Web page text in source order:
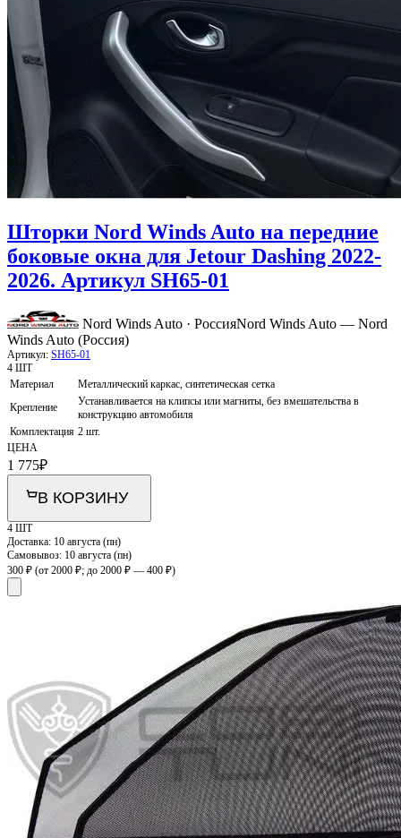
Шторки Nord Winds Auto на передние
боковые окна для Jetour Dashing 2022-
2026. Артикул SH65-01
Nord Winds Auto · РоссияNord Winds Auto — Nord
Winds Auto (Россия)
Артикул: SH65-01
4 ШТ
Материал
Металлический каркас, синтетическая сетка
Крепление
Устанавливается на клипсы или магниты, без вмешательства в
конструкцию автомобиля
Комплектация 2 шт.
ЦЕНА
1 775₽
В КОРЗИНУ
4 ШТ
Доставка: 10 августа (пн)
Самовывоз: 10 августа (пн)
300 ₽ (от 2000 ₽; до 2000 ₽ — 400 ₽)